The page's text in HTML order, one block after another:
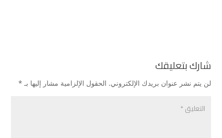
شارك بتعليقك
لن يتم نشر عنوان بريدك الإلكتروني. الحقول الإلزامية مشار إليها بـ *